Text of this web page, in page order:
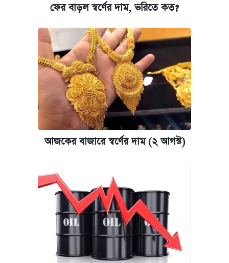
ফের বাড়ল স্বর্ণের দাম, ভরিতে কত?
আজকের বাজারে স্বর্ণের দাম (২ আগস্ট)